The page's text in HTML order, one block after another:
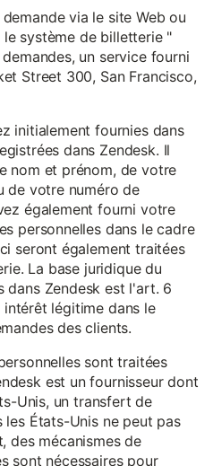
via le site Web ou
système de billetterie "
un service fourni
Street 300, San Francisco,
initialement fournies dans
dans Zendesk. Il
nom et prénom, de votre
de votre numéro de
également fourni votre
personnelles dans le cadre
seront également traitées
La base juridique du
dans Zendesk est l'art. 6
intérêt légitime dans le
des clients.
sont traitées
est un fournisseur dont
Unis, un transfert de
les États-Unis ne peut pas
des mécanismes de
sont nécessaires pour